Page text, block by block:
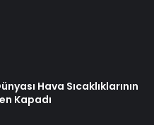
Hava Sıcaklıklarının
Kapadı